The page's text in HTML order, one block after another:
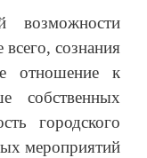
возможности
сознания
отношение к
собственных
городского
мероприятий